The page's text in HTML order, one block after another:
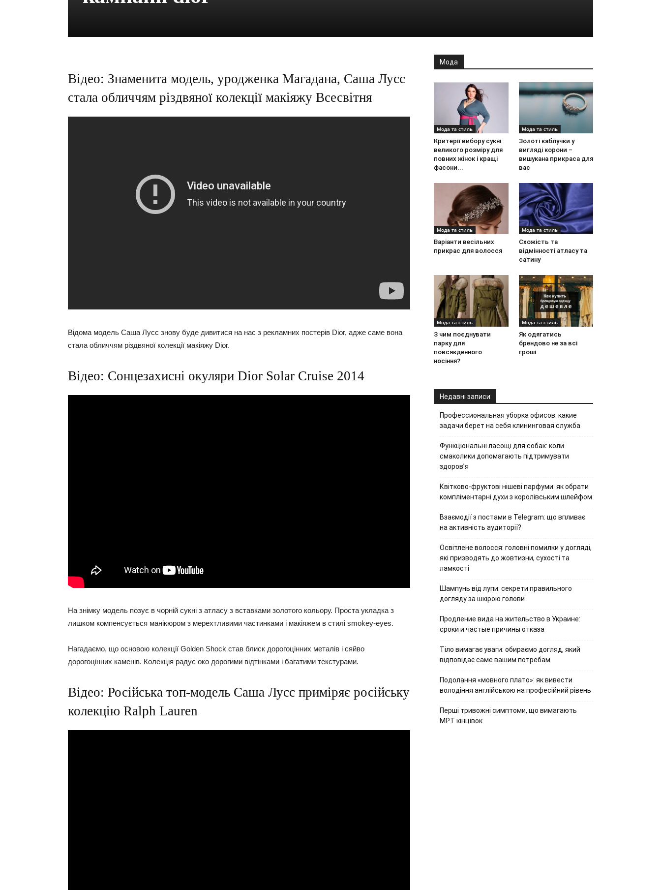
Відео: Знаменита модель, уродженка Магадана, Саша Лусс
стала обличчям різдвяної колекції макіяжу Всесвітня
Відома модель Саша Лусс знову буде дивитися на нас з рекламних постерів Dior, адже саме вона
стала обличчям різдвяної колекції макіяжу Dior.
Відео: Сонцезахисні окуляри Dior Solar Cruise 2014
На знімку модель позує в чорній сукні з атласу з вставками золотого кольору. Проста укладка з
лишком компенсується манікюром з мерехтливими частинками і макіяжем в стилі smokey-eyes.
Нагадаємо, що основою колекції Golden Shock став блиск дорогоцінних металів і сяйво
дорогоцінних каменів. Колекція радує око дорогими відтінками і багатими текстурами.
Відео: Російська топ-модель Саша Лусс приміряє російську
колекцію Ralph Lauren
Мода
Мода та стиль
Критерії вибору сукні
великого розміру для
повних жінок і кращі
фасони...
Мода та стиль
Золоті каблучки у
вигляді корони –
вишукана прикраса для
вас
Мода та стиль
Варіанти весільних
прикрас для волосся
Мода та стиль
Схожість та
відмінності атласу та
сатину
Мода та стиль
З чим поєднувати
парку для
повсякденного
носіння?
Мода та стиль
Як одягатись
брендово не за всі
гроші
Недавні записи
Профессиональная уборка офисов: какие
задачи берет на себя клининговая служба
Функціональні ласощі для собак: коли
смаколики допомагають підтримувати
здоров’я
Квітково-фруктові нішеві парфуми: як обрати
компліментарні духи з королівським шлейфом
Взаємодії з постами в Telegram: що впливає
на активність аудиторії?
Освітлене волосся: головні помилки у догляді,
які призводять до жовтизни, сухості та
ламкості
Шампунь від лупи: секрети правильного
догляду за шкірою голови
Продление вида на жительство в Украине:
сроки и частые причины отказа
Тіло вимагає уваги: обираємо догляд, який
відповідає саме вашим потребам
Подолання «мовного плато»: як вивести
володіння англійською на професійний рівень
Перші тривожні симптоми, що вимагають
МРТ кінцівок